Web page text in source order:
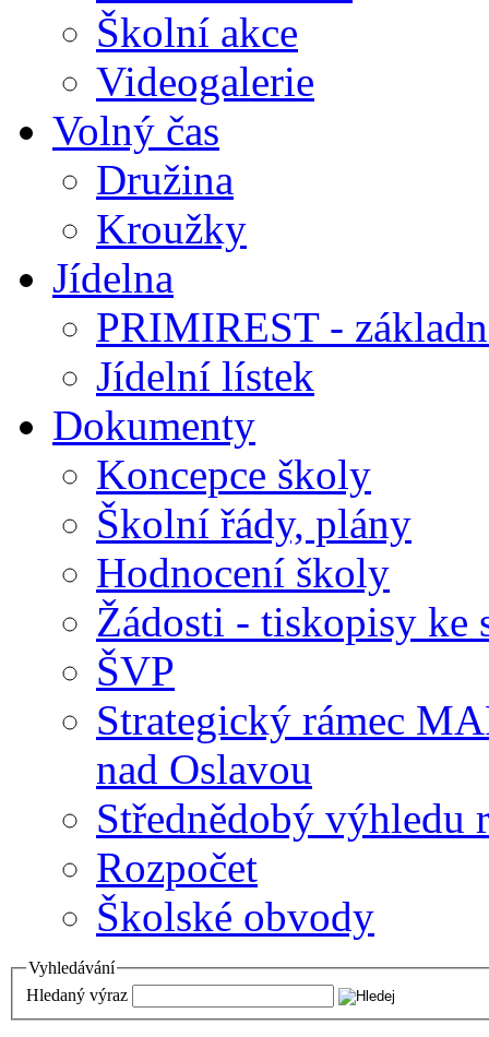
Školní akce
Videogalerie
Volný čas
Družina
Kroužky
Jídelna
PRIMIREST -
Jídelní lístek
Dokumenty
Koncepce školy
Školní řády, plány
Hodnocení školy
Žádosti - tiskopisy ke
ŠVP
Strategický rámec
nad Oslavou
Střednědobý výhledu
Rozpočet
Školské obvody
Vyhledávání
Hledaný výraz